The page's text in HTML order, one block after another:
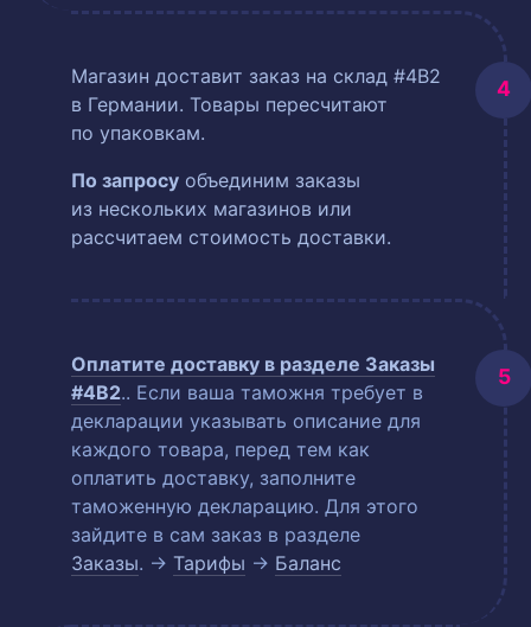
Магазин доставит заказ на склад #4B2
в Германии. Товары пересчитают
по упаковкам.
По запросу объединим заказы
из нескольких магазинов или
рассчитаем стоимость доставки.
Оплатите доставку в разделе Заказы
#4B2.. Если ваша таможня требует в
декларации указывать описание для
каждого товара, перед тем как
оплатить доставку, заполните
таможенную декларацию. Для этого
зайдите в сам заказ в разделе
Заказы. → Тарифы → Баланс